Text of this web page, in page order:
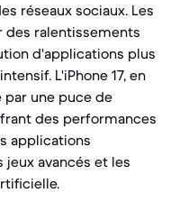
réseaux sociaux. Les
ralentissements
d'applications plus
L'iPhone 17, en
par une puce de
des performances
applications
avancés et les